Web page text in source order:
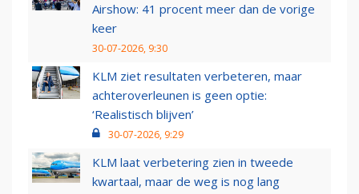
Airshow: 41 procent meer dan de vorige
keer
30-07-2026, 9:30
KLM ziet resultaten verbeteren, maar
achteroverleunen is geen optie:
‘Realistisch blijven’
30-07-2026, 9:29
KLM laat verbetering zien in tweede
kwartaal, maar de weg is nog lang